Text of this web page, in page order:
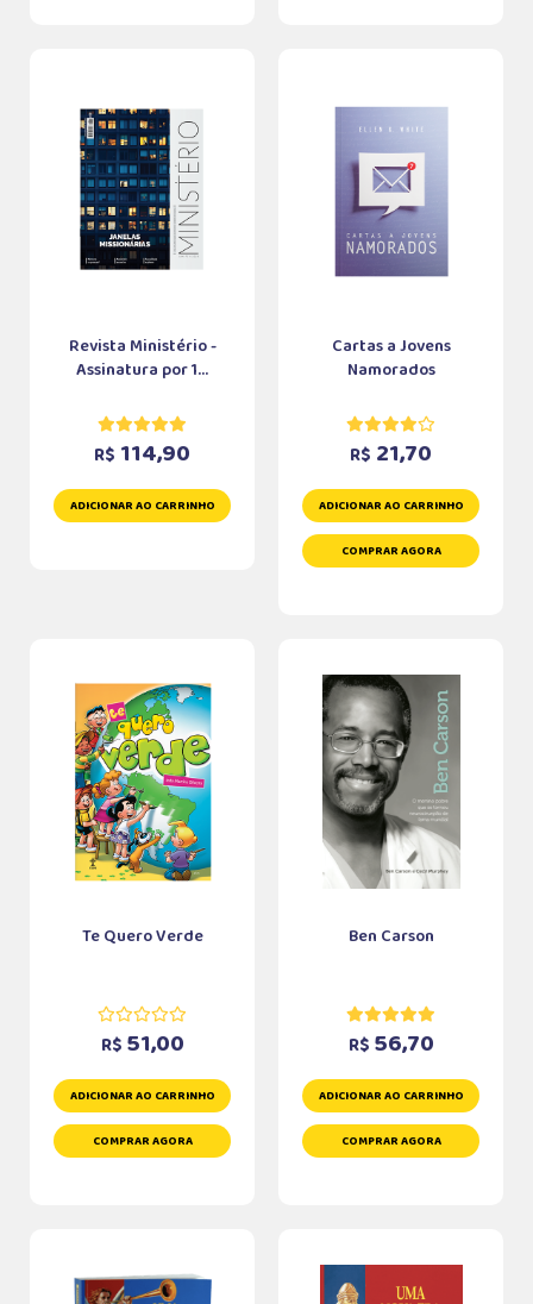
Revista Ministério -
Assinatura por 1...
R$ 114,90
ADICIONAR AO CARRINHO
Cartas a Jovens
Namorados
R$ 21,70
ADICIONAR AO CARRINHO
COMPRAR AGORA
Te Quero Verde
R$ 51,00
ADICIONAR AO CARRINHO
COMPRAR AGORA
Ben Carson
R$ 56,70
ADICIONAR AO CARRINHO
COMPRAR AGORA